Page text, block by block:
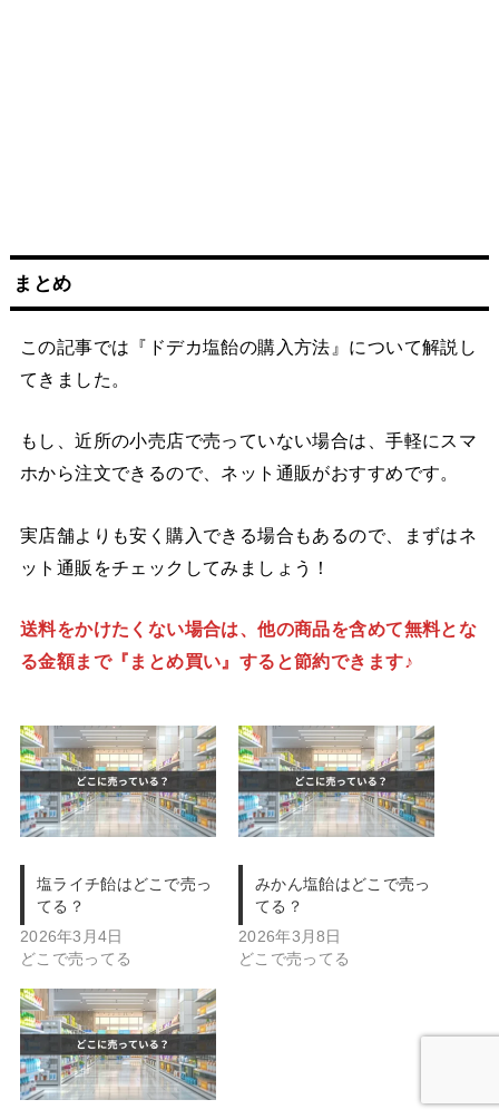
まとめ
この記事では『ドデカ塩飴の購入方法』について解説し
てきました。
もし、近所の小売店で売っていない場合は、手軽にスマ
ホから注文できるので、ネット通販がおすすめです。
実店舗よりも安く購入できる場合もあるので、まずはネ
ット通販をチェックしてみましょう！
送料をかけたくない場合は、他の商品を含めて無料とな
る金額まで『まとめ買い』すると節約できます♪
塩ライチ飴はどこで売っ
てる？
2026年3月4日
どこで売ってる
みかん塩飴はどこで売っ
てる？
2026年3月8日
どこで売ってる